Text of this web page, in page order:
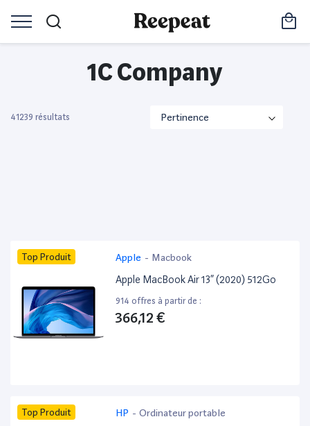
1C Company
41239 résultats
Top Produit Apple - Macbook
Apple MacBook Air 13” (2020) 512Go
914 offres à partir de :
366,12 €
Top Produit HP - Ordinateur portable